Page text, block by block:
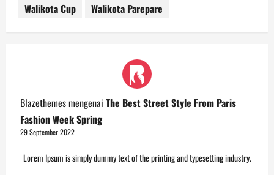
Walikota Cup
Walikota Parepare
Blazethemesmengenai The Best Street Style From Paris
Fashion Week Spring
29 September 2022
Lorem Ipsum is simply dummy text of the printing and typesetting industry.